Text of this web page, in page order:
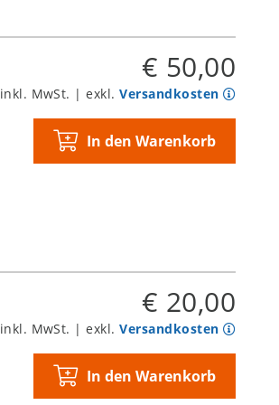
€ 50,00
inkl. MwSt. | exkl.Versandkosten
In den Warenkorb
€ 20,00
inkl. MwSt. | exkl.Versandkosten
In den Warenkorb